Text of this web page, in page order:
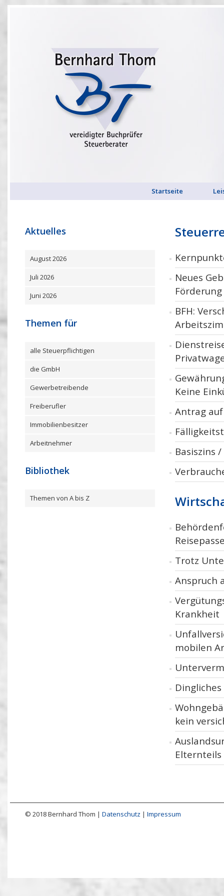
Startseite
Aktuelles
August 2026
Juli 2026
Juni 2026
Themen für
alle Steuerpflichtigen
die GmbH
Gewerbetreibende
Freiberufler
Immobilienbesitzer
Arbeitnehmer
Bibliothek
Themen von A bis Z
Neues
BFH:
Keine
Antrag
Basiszins
Trotz
Anspruch
Krankheit
mobilen
kein
Elternteils
© 2018 Bernhard Thom | Datenschutz | Impressum